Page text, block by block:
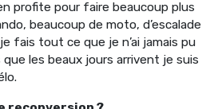
profite pour faire beaucoup plus
beaucoup de moto, d’escalade
fais tout ce que je n’ai jamais pu
les beaux jours arrivent je suis